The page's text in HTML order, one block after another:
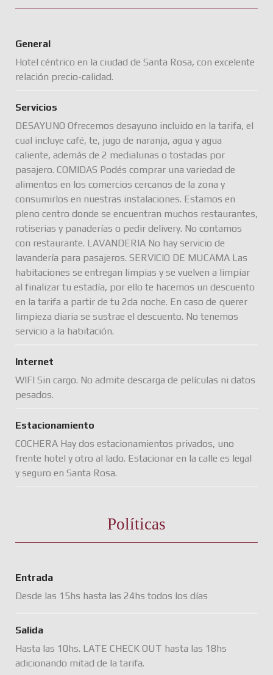
General
Hotel céntrico en la ciudad de Santa Rosa, con excelente
relación precio-calidad.
Servicios
DESAYUNO Ofrecemos desayuno incluido en la tarifa, el
cual incluye café, te, jugo de naranja, agua y agua
caliente, además de 2 medialunas o tostadas por
pasajero. COMIDAS Podés comprar una variedad de
alimentos en los comercios cercanos de la zona y
consumirlos en nuestras instalaciones. Estamos en
pleno centro donde se encuentran muchos restaurantes,
rotiserias y panaderías o pedir delivery. No contamos
con restaurante. LAVANDERIA No hay servicio de
lavandería para pasajeros. SERVICIO DE MUCAMA Las
habitaciones se entregan limpias y se vuelven a limpiar
al finalizar tu estadía, por ello te hacemos un descuento
en la tarifa a partir de tu 2da noche. En caso de querer
limpieza diaria se sustrae el descuento. No tenemos
servicio a la habitación.
Internet
WIFI Sin cargo. No admite descarga de películas ni datos
pesados.
Estacionamiento
COCHERA Hay dos estacionamientos privados, uno
frente hotel y otro al lado. Estacionar en la calle es legal
y seguro en Santa Rosa.
Políticas
Entrada
Desde las 15hs hasta las 24hs todos los días
Salida
Hasta las 10hs. LATE CHECK OUT hasta las 18hs
adicionando mitad de la tarifa.